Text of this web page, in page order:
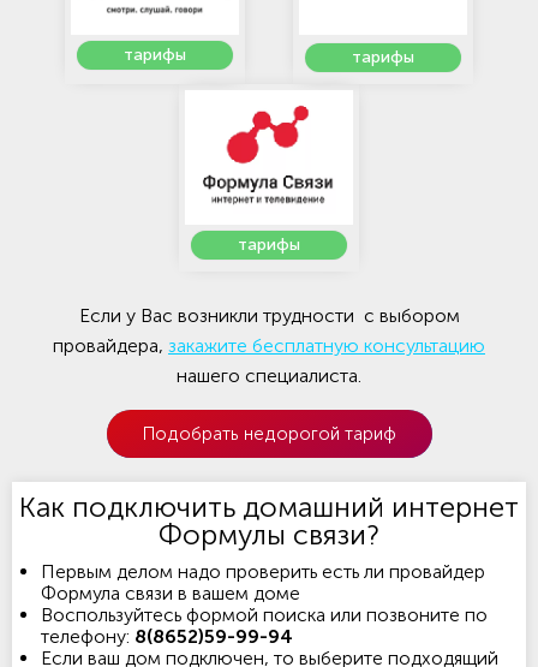
тарифы тарифы
тарифы
Если у Вас возникли трудности с выбором
провайдера, закажите бесплатную консультацию
нашего специалиста.
Подобрать недорогой тариф
Как подключить домашний интернет
Формулы связи?
Первым делом надо проверить есть ли провайдер
Формула связи в вашем доме
Воспользуйтесь формой поиска или позвоните по
телефону: 8(8652)59-99-94
Если ваш дом подключен, то выберите подходящий